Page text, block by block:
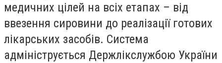
медичних цілей на всіх етапах – від
ввезення сировини до реалізації готових
лікарських засобів. Система
адмініструється Держлікслужбою України